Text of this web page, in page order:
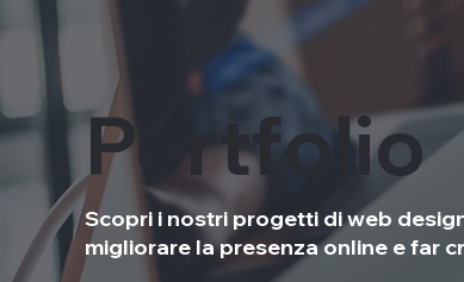
Portfolio
Scopri i nostri progetti di web
migliorare la presenza online e far